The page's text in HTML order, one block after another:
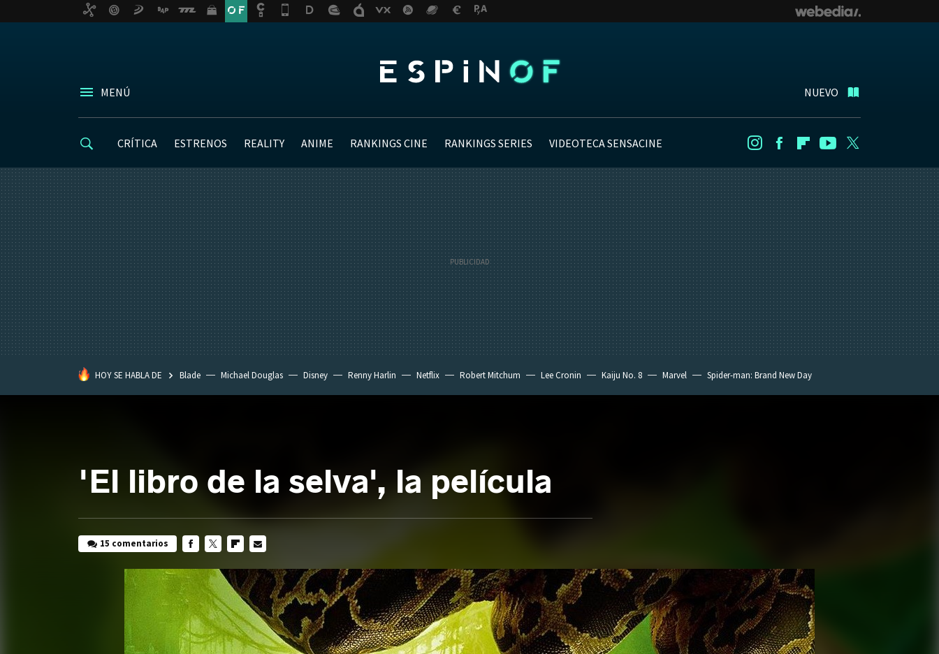
MENÚ NUEVO
CRÍTICA ESTRENOS REALITY ANIME RANKINGS CINE RANKINGS SERIES VIDEOTECA SENSACINE InstagramFacebookFlipboard
Youtube
HOY SE HABLA DE Blade Michael Douglas Disney Renny Harlin Netflix Robert Mitchum Lee Cronin Kaiju No. 8 Marvel Spider-man: Brand New Day
'El libro de la selva', la película
15 comentarios
MAIL